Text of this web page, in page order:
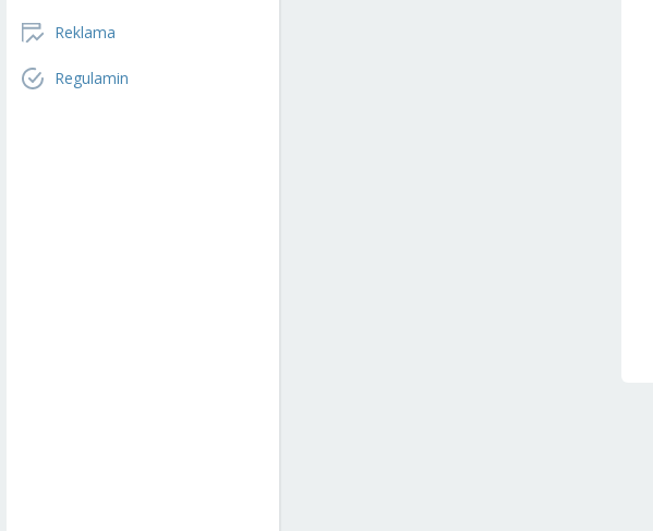
Reklama
Regulamin